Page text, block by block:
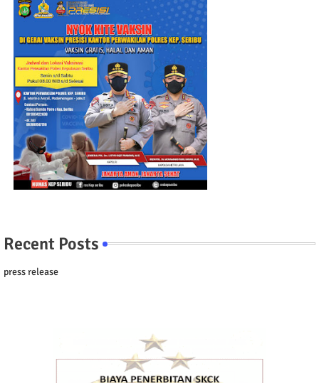
Recent Posts
press release